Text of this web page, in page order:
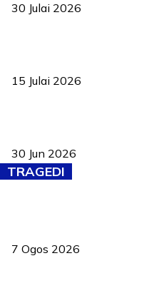
30 Julai 2026
15 Julai 2026
30 Jun 2026
TRAGEDI
7 Ogos 2026